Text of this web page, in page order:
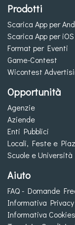
Prodotti
Scarica App per
Scarica App per iOS
Format per Eventi
Game-Contest
Wicontest
Opportunità
Agenzie
Aziende
Enti Pubblici
Locali, Feste e
Scuole e Università
Aiuto
FAQ - Domande
Informativa Privacy
Informativa Cookies